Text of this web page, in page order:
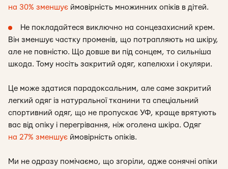
на 30% зменшує ймовірність множинних опіків в дітей.
Не покладайтеся виключно на сонцезахисний крем.
Він зменшує частку променів, що потрапляють на шкіру,
але не повністю. Що довше ви під сонцем, то сильніша
шкода. Тому носіть закритий одяг, капелюхи і окуляри.
Це може здатися парадоксальним, але саме закритий
легкий одяг із натуральної тканини та спеціальний
спортивний одяг, що не пропускає УФ, краще врятують
вас від опіку і перегрівання, ніж оголена шкіра. Одяг
на 27% зменшує ймовірність опіків.
Ми не одразу помічаємо, що згоріли, адже сонячні опіки